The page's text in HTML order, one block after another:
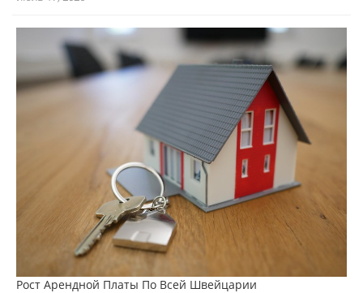
Рост Арендной Платы По Всей Швейцарии